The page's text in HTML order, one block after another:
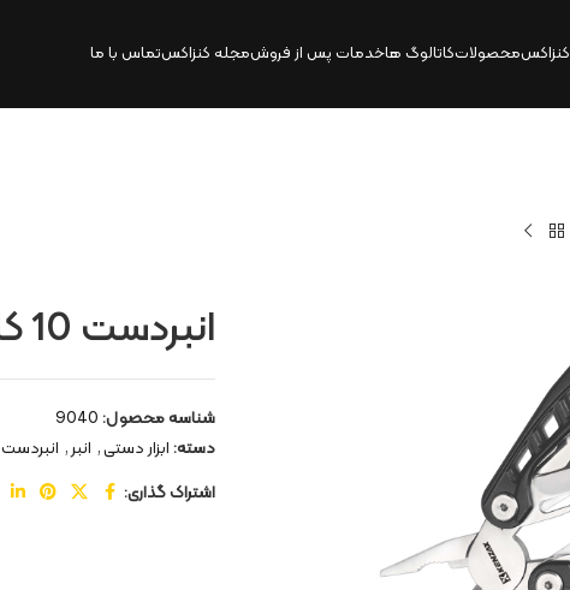
کنزاکسمحصولاتکاتالوگ‌ هاخدمات پس از فروشمجله کنزاکستماس با ما
انبردست 10 کاره اورست | 9040
شناسه محصول:9040
دسته:ابزار دستی, انبر, انبردست
اشتراک گذاری: